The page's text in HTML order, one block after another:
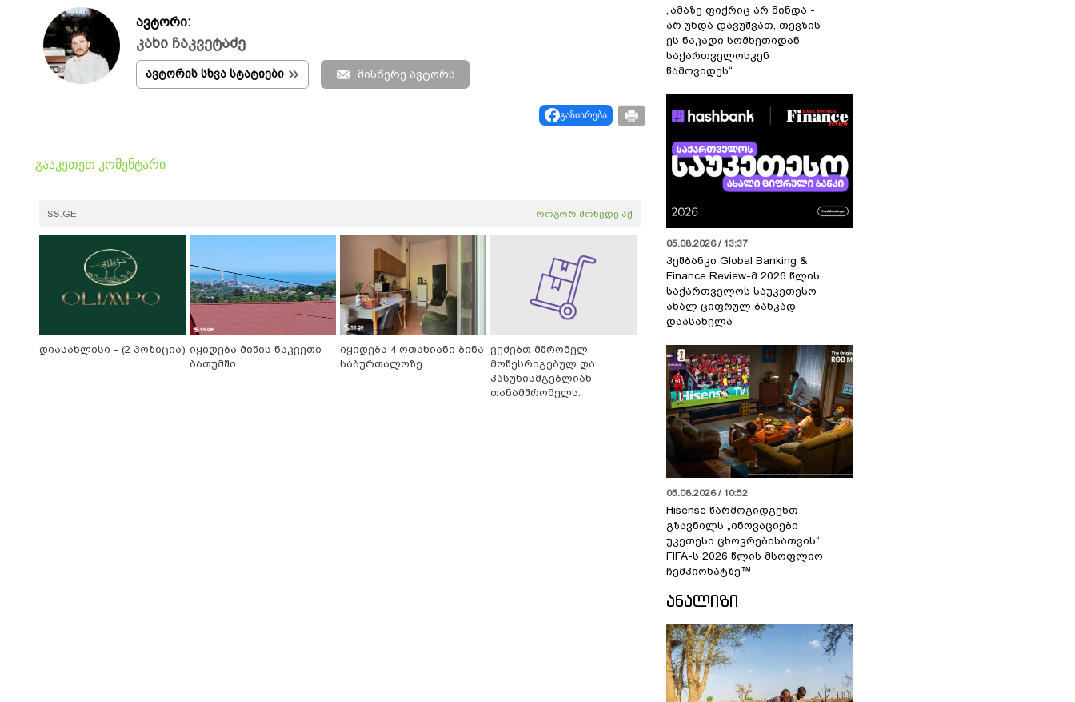
ავტორი:
კახი ჩაკვეტაძე
ავტორის სხვა სტატიები მისწერე ავტორს
გაზიარება
გააკეთეთ კომენტარი
SS.GE როგორ მოხვდე აქ
დიასახლისი - (2 პოზიცია) იყიდება მიწის ნაკვეთი
ბათუმში
იყიდება 4 ოთახიანი ბინა
საბურთალოზე
ვეძებთ მშრომელ.
მოწესრიგებულ და
პასუხისმგებლიან
თანამშრომელს.
„ამაზე ფიქრიც არ მინდა -
არ უნდა დავუშვათ, თევზის
ეს ნაკადი სომხეთიდან
საქართველოსკენ
წამოვიდეს“
05.08.2026 / 13:37
ჰეშბანკი Global Banking &
Finance Review-მ 2026 წლის
საქართველოს საუკეთესო
ახალ ციფრულ ბანკად
დაასახელა
05.08.2026 / 10:52
Hisense წარმოგიდგენთ
გზავნილს „ინოვაციები
უკეთესი ცხოვრებისათვის“
FIFA-ს 2026 წლის მსოფლიო
ჩემპიონატზე™
ᲐᲜᲐᲚᲘᲖᲘ